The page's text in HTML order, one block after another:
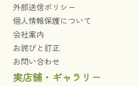
外部送信ポリシー
個人情報保護について
会社案内
お詫びと訂正
お問い合わせ
実店舗・ギャラリー